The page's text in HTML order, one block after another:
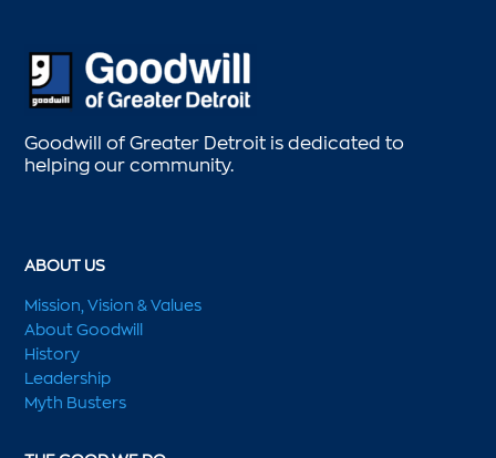
Goodwill of Greater Detroit is dedicated to
helping our community.
ABOUT US
Mission, Vision & Values
About Goodwill
History
Leadership
Myth Busters